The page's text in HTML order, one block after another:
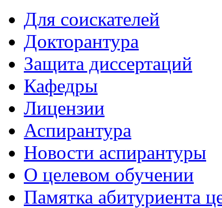
Для соискателей
Докторантура
Защита диссертаций
Кафедры
Лицензии
Аспирантура
Новости аспирантуры
О целевом обучении
Памятка абитуриента